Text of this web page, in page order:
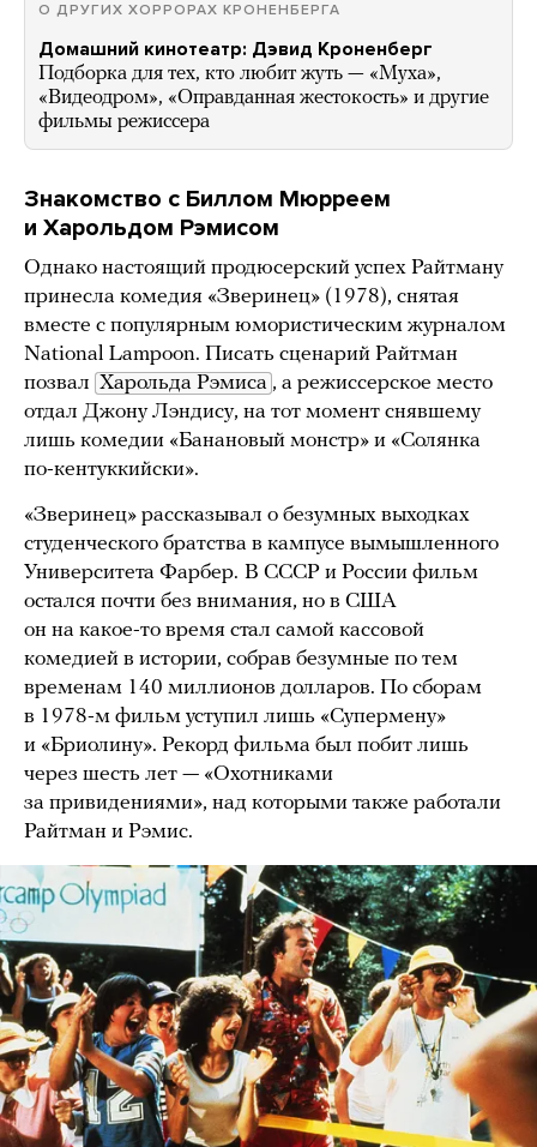
О ДРУГИХ ХОРРОРАХ КРОНЕНБЕРГА
Домашний кинотеатр: Дэвид Кроненберг
Подборка для тех, кто любит жуть — «Муха»,
«Видеодром», «Оправданная жестокость» и другие
фильмы режиссера
Знакомство с Биллом Мюрреем
и Харольдом Рэмисом
Однако настоящий продюсерский успех Райтману
принесла комедия «Зверинец» (1978), снятая
вместе с популярным юмористическим журналом
National Lampoon. Писать сценарий Райтман
позвал Харольда Рэмиса , а режиссерское место
отдал Джону Лэндису, на тот момент снявшему
лишь комедии «Банановый монстр» и «Солянка
по-кентуккийски».
«Зверинец» рассказывал о безумных выходках
студенческого братства в кампусе вымышленного
Университета Фарбер. В СССР и России фильм
остался почти без внимания, но в США
он на какое-то время стал самой кассовой
комедией в истории, собрав безумные по тем
временам 140 миллионов долларов. По сборам
в 1978-м фильм уступил лишь «Супермену»
и «Бриолину». Рекорд фильма был побит лишь
через шесть лет — «Охотниками
за привидениями», над которыми также работали
Райтман и Рэмис.